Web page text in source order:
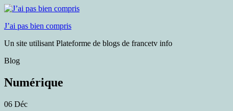
J’ai pas bien compris
Un site utilisant Plateforme de blogs de francetv info
Blog
Numérique
06 Déc